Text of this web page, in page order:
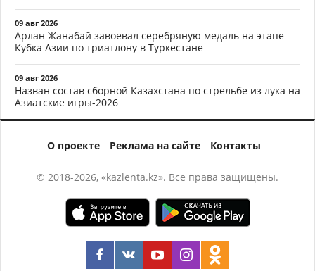
09 авг 2026
Арлан Жанабай завоевал серебряную медаль на этапе
Кубка Азии по триатлону в Туркестане
09 авг 2026
Назван состав сборной Казахстана по стрельбе из лука на
Азиатские игры-2026
О проекте Реклама на сайте Контакты
© 2018-2026, «kazlenta.kz». Все права защищены.